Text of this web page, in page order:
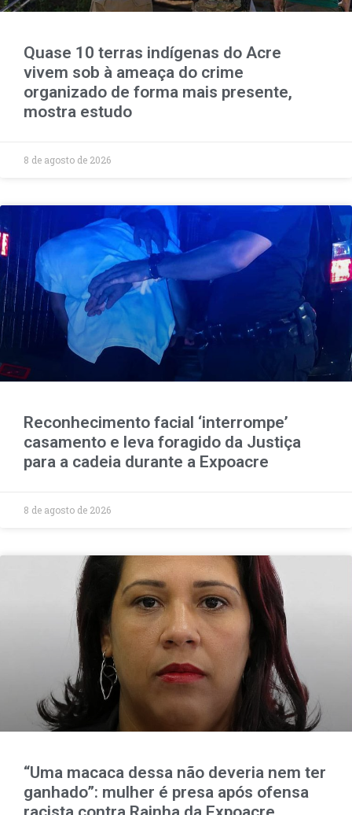
Quase 10 terras indígenas do Acre
vivem sob à ameaça do crime
organizado de forma mais presente,
mostra estudo
8 de agosto de 2026
Reconhecimento facial ‘interrompe’
casamento e leva foragido da Justiça
para a cadeia durante a Expoacre
8 de agosto de 2026
“Uma macaca dessa não deveria nem ter
ganhado”: mulher é presa após ofensa